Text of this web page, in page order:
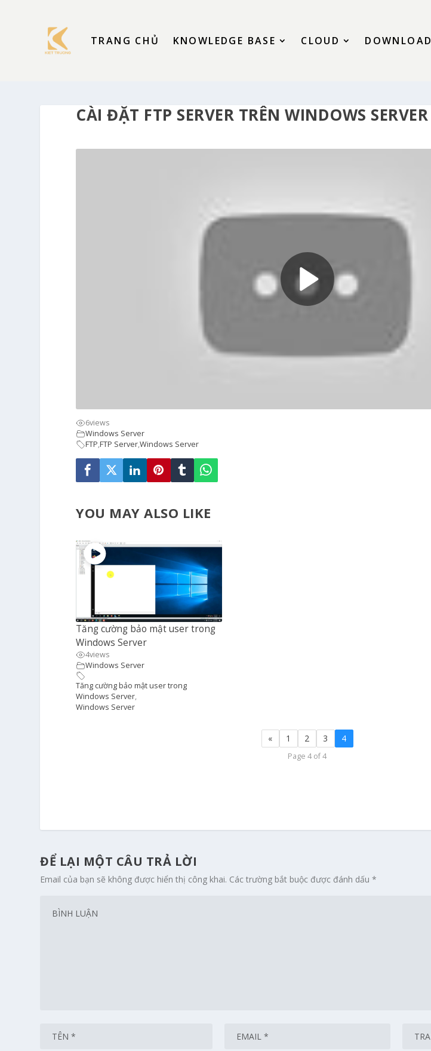
TRANG CHỦ KNOWLEDGE BASE CLOUD DOWNLOAD
CÀI ĐẶT FTP SERVER TRÊN WINDOWS SERVER
6views
Windows Server
FTP,FTP Server,Windows Server
YOU MAY ALSO LIKE
Tăng cường bảo mật user trong
Windows Server
4views
Windows Server
Tăng cường bảo mật user trong
Windows Server,
Windows Server
« 1 2 3 4
Page 4 of 4
ĐỂ LẠI MỘT CÂU TRẢ LỜI
Email của bạn sẽ không được hiển thị công khai. Các trường bắt buộc được đánh dấu*